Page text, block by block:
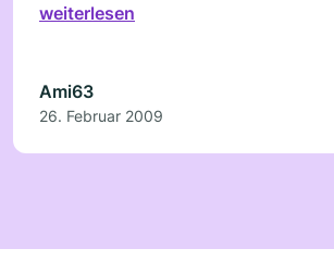
weiterlesen
Ami63
26. Februar 2009